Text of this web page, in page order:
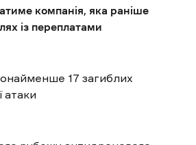
компанія, яка раніше
із переплатами
17 загиблих
атаки